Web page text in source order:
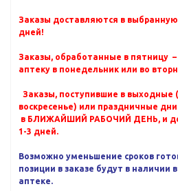
Заказы доставляются в
дней!
Заказы, обработанные в пятницу
аптеку в понедельник или во
Заказы, поступившие в выходные
воскресенье) или праздничные
в БЛИЖАЙШИЙ РАБОЧИЙ ДЕНЬ, и
1-3 дней.
Возможно уменьшение сроков
позиции в заказе будут в наличии
аптеке.